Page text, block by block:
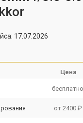
17.07.2026
Цена
бесплатно
от 2400 ₽